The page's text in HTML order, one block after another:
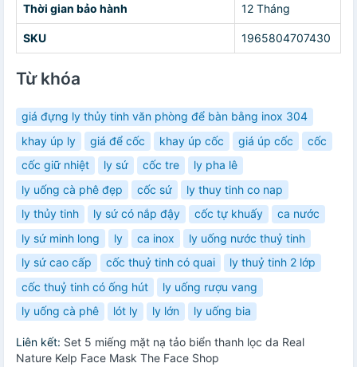
Thời gian bảo hành 12 Tháng
SKU 1965804707430
Từ khóa
giá đựng ly thủy tinh văn phòng để bàn bằng inox 304
khay úp ly
giá để cốc khay úp cốc giá úp cốc
cốc
cốc giữ nhiệt
ly sứ cốc tre
ly pha lê
ly uống cà phê đẹp
cốc sứ
ly thuy tinh co nap
ly thủy tinh
ly sứ có nắp đậy cốc tự khuấy
ca nước
ly sứ minh long
ly ca inox
ly uống nước thuỷ tinh
ly sứ cao cấp
cốc thuỷ tinh có quai
ly thuỷ tinh 2 lớp
cốc thuỷ tinh có ống hút
ly uống rượu vang
ly uống cà phê
lót ly ly lớn ly uống bia
Liên kết: Set 5 miếng mặt nạ tảo biển thanh lọc da Real
Nature Kelp Face Mask The Face Shop